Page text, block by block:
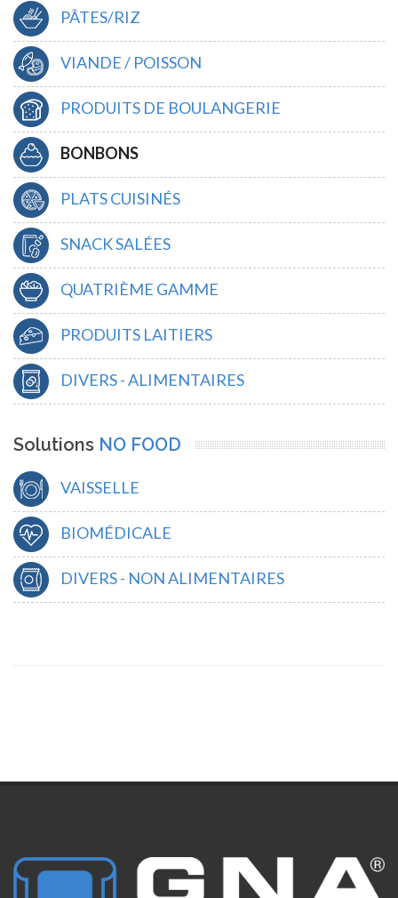
PÂTES/RIZ
VIANDE / POISSON
PRODUITS DE BOULANGERIE
BONBONS
PLATS CUISINÉS
SNACK SALÉES
QUATRIÈME GAMME
PRODUITS LAITIERS
DIVERS - ALIMENTAIRES
Solutions NO FOOD
VAISSELLE
BIOMÉDICALE
DIVERS - NON ALIMENTAIRES